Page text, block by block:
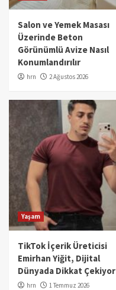
Salon ve Yemek Masası
Üzerinde Beton
Görünümlü Avize Nasıl
Konumlandırılır
hrn 2 Ağustos 2026
Yaşam
TikTok İçerik Üreticisi
Emirhan Yiğit, Dijital
Dünyada Dikkat Çekiyor
hrn 1 Temmuz 2026